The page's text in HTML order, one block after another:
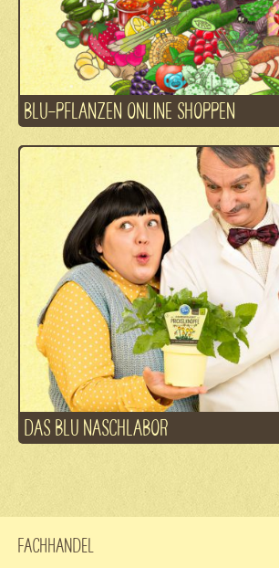
BLU-PFLANZEN ONLINE SHOPPEN
DAS BLU NASCHLABOR
Fachhandel